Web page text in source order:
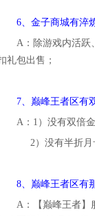
6、金子商城有淬
A：除游戏内活跃
礼包出售；
7、巅峰王者区有
A：1）没有双倍
2）没有半折月
8、巅峰王者区有
A：【巅峰王者】